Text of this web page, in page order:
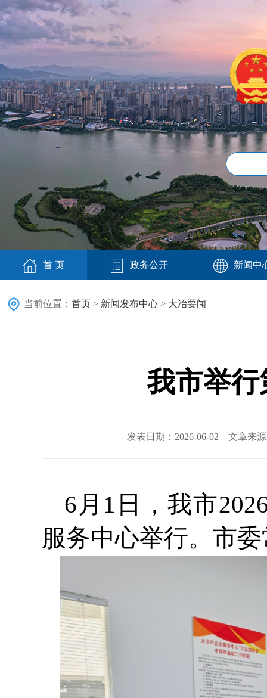
首 页 政务公开 新闻中
当前位置： 首页 > 新闻发布中心 > 大冶要闻
我市举行
发表日期：2026-06-02 文章来
6月1日，我市
服务中心举行。市